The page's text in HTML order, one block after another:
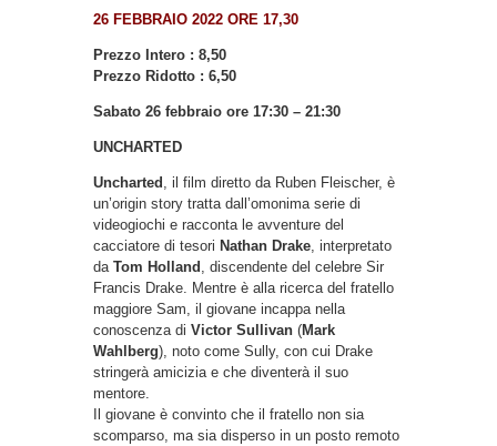
26 FEBBRAIO 2022 ORE 17,30
Prezzo Intero : 8,50
Prezzo Ridotto : 6,50
Sabato 26 febbraio ore 17:30 – 21:30
UNCHARTED
Uncharted , il film diretto da Ruben Fleischer, è
un’origin story tratta dall’omonima serie di
videogiochi e racconta le avventure del
cacciatore di tesori Nathan Drake, interpretato
da Tom Holland , discendente del celebre Sir
Francis Drake. Mentre è alla ricerca del fratello
maggiore Sam, il giovane incappa nella
conoscenza di Victor Sullivan (Mark
Wahlberg), noto come Sully, con cui Drake
stringerà amicizia e che diventerà il suo
mentore.
Il giovane è convinto che il fratello non sia
scomparso, ma sia disperso in un posto remoto